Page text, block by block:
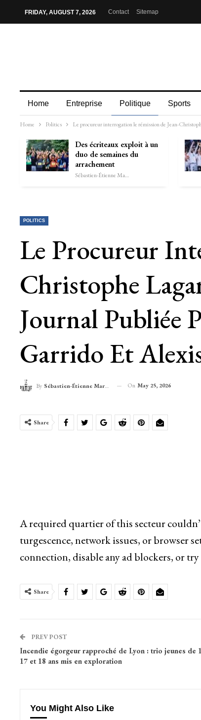
FRIDAY, AUGUST 7, 2026 Contact Sitemap
Home Entreprise Politique Sports
Home Politics Le procureur interrogation le rémission de Jean-
Des écriteaux exploit à un
duo de semaines du
arrachement
Sébastien-Étienne Marechal
POLITICS
Le Procureur
Christophe
Journal Publiée
Garrido Et
By Sébastien-Étienne Marechal On May 25, 2026
Share
A required quartier of this secteur
turgescence, network issues, or browser
connection, disable any ad blockers, or
Share
PREV POST
Incendie égorgeur rapproché de Lyon : trio jeunes de
17 et 18 ans mis en exploration
You Might Also Like